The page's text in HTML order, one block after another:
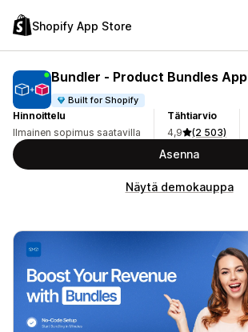
Shopify App Store
Bundler ‑ Product Bundles App
Built for Shopify
Hinnoittelu
Ilmainen sopimus saatavilla
Tähtiarvio
4,9
(2 503)
Asenna
Näytä demokauppa